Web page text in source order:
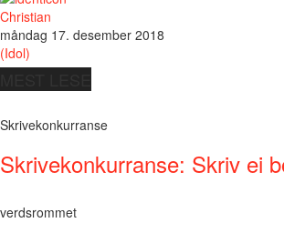
Christian
måndag 17. desember 2018
(Idol)
Skrivekonkurranse
Skrivekonkurranse: Skriv ei
verdsrommet